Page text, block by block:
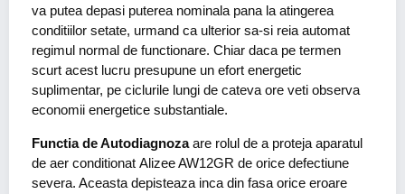
va putea depasi puterea nominala pana la atingerea
conditiilor setate, urmand ca ulterior sa-si reia automat
regimul normal de functionare. Chiar daca pe termen
scurt acest lucru presupune un efort energetic
suplimentar, pe ciclurile lungi de cateva ore veti observa
economii energetice substantiale.
Functia de Autodiagnozaare rolul de a proteja aparatul
de aer conditionat Alizee AW12GR de orice defectiune
severa. Aceasta depisteaza inca din fasa orice eroare